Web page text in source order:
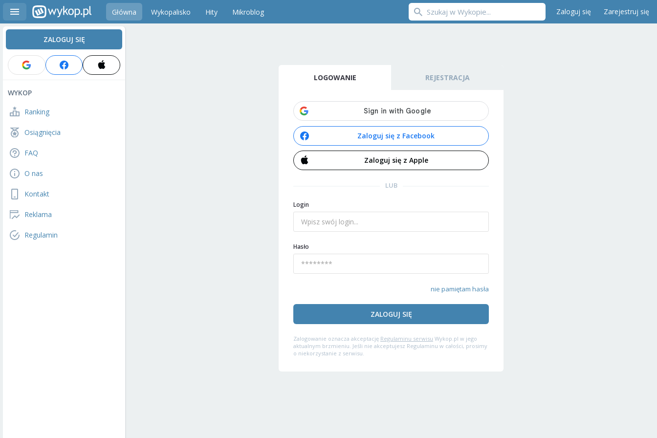
Główna Wykopalisko Hity Mikroblog Zaloguj się Zarejestruj się
ZALOGUJ SIĘ
WYKOP
Ranking
Osiągnięcia
FAQ
O nas
Kontakt
Reklama
Regulamin
LOGOWANIE REJESTRACJA
Zaloguj się z Facebook
Zaloguj się z Apple
LUB
Login
Hasło
nie pamiętam hasła
ZALOGUJ SIĘ
Zalogowanie oznacza akceptację Regulaminu serwisu Wykop.pl w jego
aktualnym brzmieniu. Jeśli nie akceptujesz Regulaminu w całości, prosimy
o niekorzystanie z serwisu.